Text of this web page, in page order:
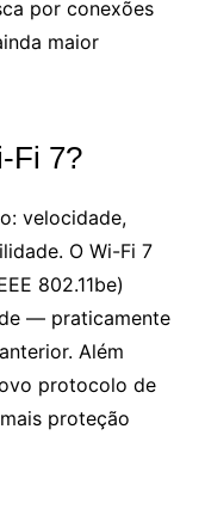
por conexões
maior
Fi 7?
velocidade,
O Wi-Fi 7
802.11be)
— praticamente
Além
protocolo de
proteção